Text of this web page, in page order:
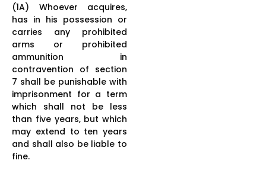
(1A) Whoever acquires,
has in his possession or
carries any prohibited
arms or prohibited
ammunition in
contravention of section
7 shall be punishable with
imprisonment for a term
which shall not be less
than five years, but which
may extend to ten years
and shall also be liable to
fine.